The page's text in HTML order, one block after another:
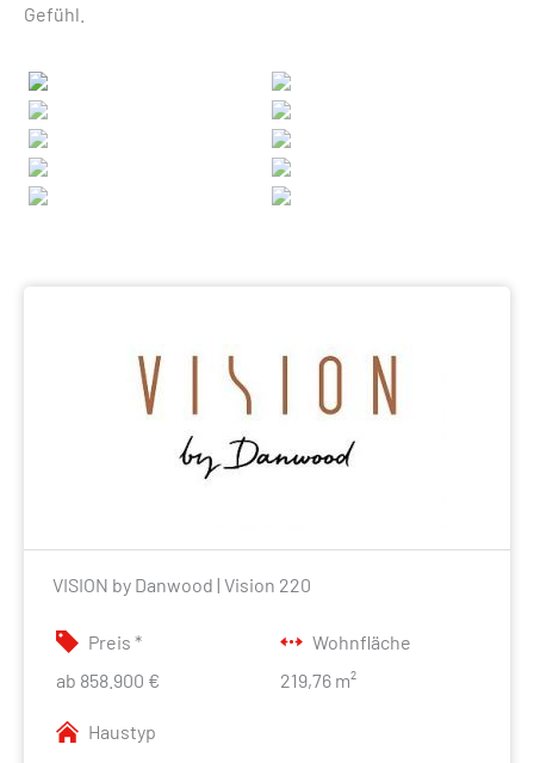
VISION by Danwood | Vision 220
Preis *
ab 858.900 €
Wohnfläche
219,76 m²
Haustyp
Gefühl.
Previous